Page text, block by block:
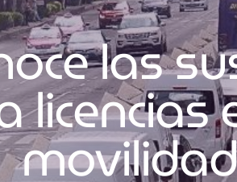
las
licencias